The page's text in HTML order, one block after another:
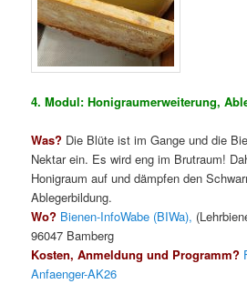
4. Modul: Honigraumerweiterung,
Was? Die Blüte ist im Gange und die
Nektar ein. Es wird eng im Brutraum!
Honigraum auf und dämpfen den
Ablegerbildung.
Wo? Bienen-InfoWabe (BIWa),
96047 Bamberg
Kosten, Anmeldung und Programm?
Anfaenger-AK26